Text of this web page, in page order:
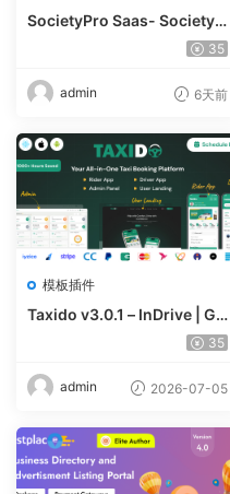
SocietyPro Saas- Society
Management Software v1.35
admin 6天前
模板插件
Taxido v3.0.1 – InDrive | Gr
ab | Uber Clone | Taxi Book
ing | Parcel
35
admin 2026-07-05